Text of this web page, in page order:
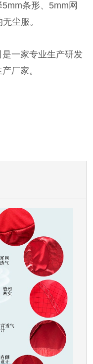
条形、5mm网
尘服。
一家专业生产研发
厂家。